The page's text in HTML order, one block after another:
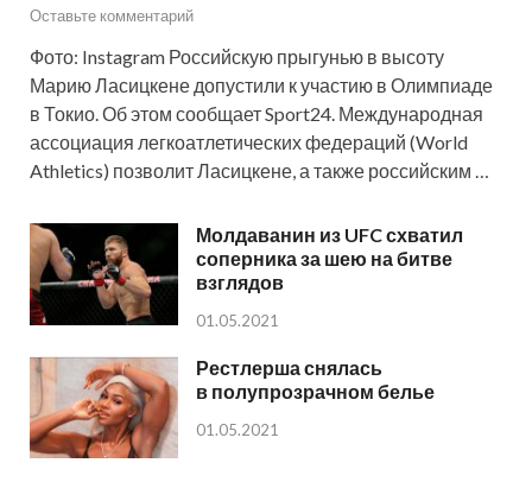
Оставьте комментарий
Фото: Instagram Российскую прыгунью в высоту
Марию Ласицкене допустили к участию в Олимпиаде
в Токио. Об этом сообщает Sport24. Международная
ассоциация легкоатлетических федераций (World
Athletics) позволит Ласицкене, а также российским …
Молдаванин из UFC схватил
соперника за шею на битве
взглядов
01.05.2021
Рестлерша снялась
в полупрозрачном белье
01.05.2021